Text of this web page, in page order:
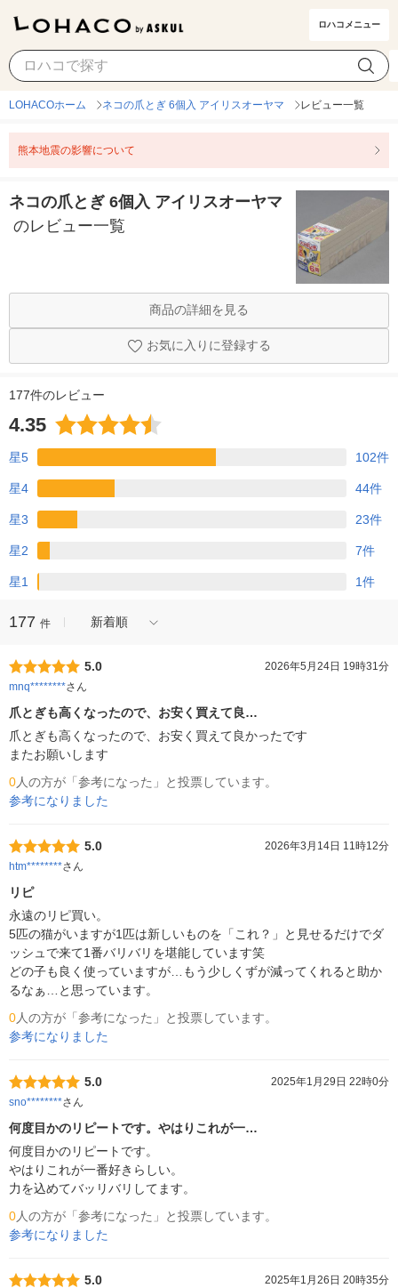
ロハコメニュー
LOHACOホーム ネコの爪とぎ 6個入 アイリスオーヤマ レビュー一覧
熊本地震の影響について
ネコの爪とぎ 6個入 アイリスオーヤマ
のレビュー一覧
商品の詳細を見る
お気に入りに登録する
177件のレビュー
4.35
星5 102件
星4 44件
星3 23件
星2 7件
星1 1件
177 件 新着順
5.0
2026年5月24日 19時31分
mnq********さん
爪とぎも高くなったので、お安く買えて良…
爪とぎも高くなったので、お安く買えて良かったです
またお願いします
0人の方が「参考になった」と投票しています。
参考になりました
5.0
2026年3月14日 11時12分
htm********さん
リピ
永遠のリピ買い。
5匹の猫がいますが1匹は新しいものを「これ？」と見せるだけでダ
ッシュで来て1番バリバリを堪能しています笑
どの子も良く使っていますが…もう少しくずが減ってくれると助か
るなぁ…と思っています。
0人の方が「参考になった」と投票しています。
参考になりました
5.0
2025年1月29日 22時0分
sno********さん
何度目かのリピートです。やはりこれが一…
何度目かのリピートです。
やはりこれが一番好きらしい。
力を込めてバッリバリしてます。
0人の方が「参考になった」と投票しています。
参考になりました
5.0
2025年1月26日 20時35分